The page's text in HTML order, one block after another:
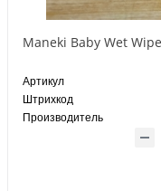
Артикул
Штрихкод
Производитель